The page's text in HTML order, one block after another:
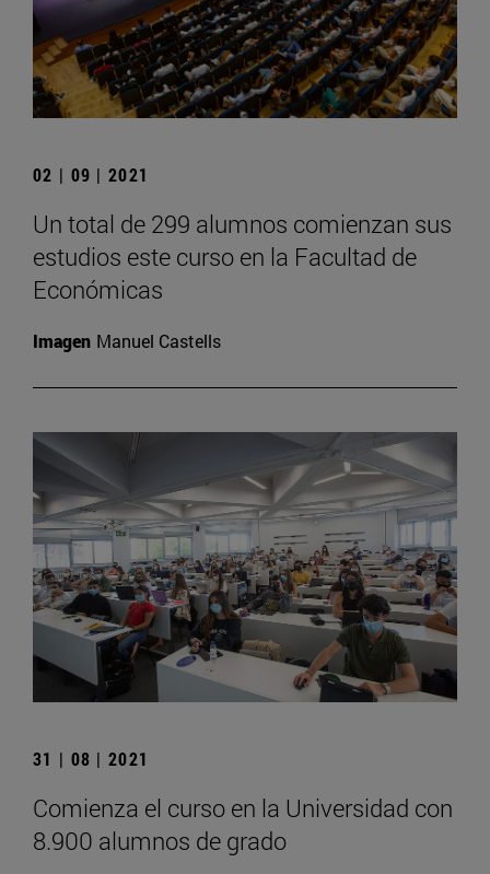
02 | 09 | 2021
Un total de 299 alumnos comienzan sus
estudios este curso en la Facultad de
Económicas
Imagen Manuel Castells
31 | 08 | 2021
Comienza el curso en la Universidad con
8.900 alumnos de grado